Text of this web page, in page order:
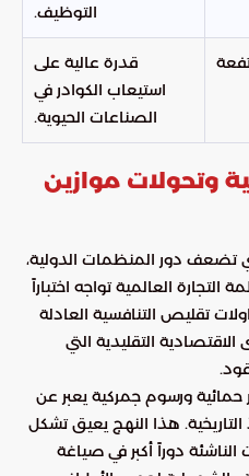
التوظيف.
قدرة عالية على
استيعاب الكوادر في
الصناعات الحيوية.
وتحولات موازين
تضعف دور المنظمات الدولية،
العالمية تواجه اختباراً
تقليص التنافسية العادلة
التقليدية التي
حمائية ورسوم جمركية يعبر عن
هذا النهج يعيق تشكل
الناشئة دوراً أكبر في صياغة